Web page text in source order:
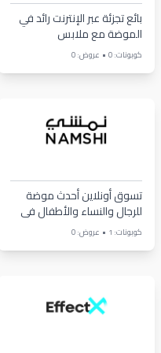
بائع تجزئة عبر الإنترنت رائد في
الموضة مع ملابس
وإكسسوارات عصرية
كوبونات: 0 • عروض: 0
تسوق أونلاين أحدث موضة
للرجال والنساء والأطفال في
الشرق الأوسط على نمشي.
تشكيلة واسعة من الملابس،
الأحذية، الإكسسوارات
وموثوق في السعودية،
الإمارات، الكويت ودول الخليج.
كوبونات: 1 • عروض: 0